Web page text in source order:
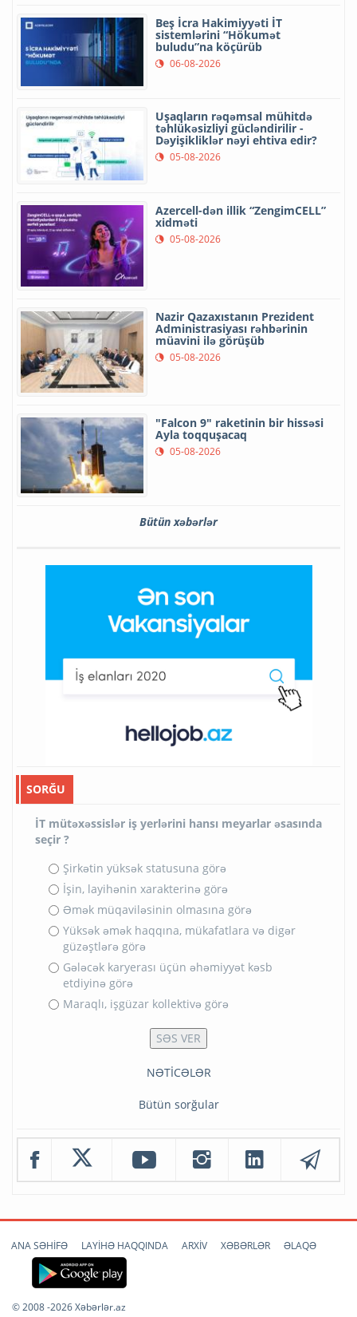
Beş İcra Hakimiyyəti İT
sistemlərini “Hökumət
buludu”na köçürüb
06-08-2026
Uşaqların rəqəmsal mühitdə
təhlükəsizliyi gücləndirilir -
Dəyişikliklər nəyi ehtiva edir?
05-08-2026
Azercell-dən illik “ZengimCELL”
xidməti
05-08-2026
Nazir Qazaxıstanın Prezident
Administrasiyası rəhbərinin
müavini ilə görüşüb
05-08-2026
"Falcon 9" raketinin bir hissəsi
Ayla toqquşacaq
05-08-2026
Bütün xəbərlər
SORĞU
İT mütəxəssislər iş yerlərini hansı meyarlar əsasında
seçir ?
Şirkətin yüksək statusuna görə
İşin, layihənin xarakterinə görə
Əmək müqaviləsinin olmasına görə
Yüksək əmək haqqına, mükafatlara və digər
güzəştlərə görə
Gələcək karyerası üçün əhəmiyyət kəsb
etdiyinə görə
Maraqlı, işgüzar kollektivə görə
NƏTİCƏLƏR
Bütün sorğular
ANA SƏHİFƏ LAYİHƏ HAQQINDA ARXİV XƏBƏRLƏR ƏLAQƏ
© 2008 -2026 Xəbərlər.az